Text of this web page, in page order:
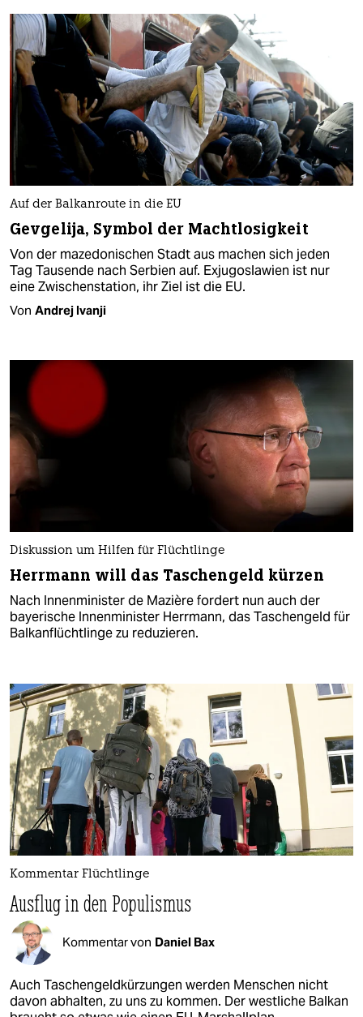
Auf der Balkanroute in die EU
Gevgelija, Symbol der Machtlosigkeit
Von der mazedonischen Stadt aus machen sich jeden
Tag Tausende nach Serbien auf. Exjugoslawien ist nur
eine Zwischenstation, ihr Ziel ist die EU.
Von Andrej Ivanji
Diskussion um Hilfen für Flüchtlinge
Herrmann will das Taschengeld kürzen
Nach Innenminister de Mazière fordert nun auch der
bayerische Innenminister Herrmann, das Taschengeld für
Balkanflüchtlinge zu reduzieren.
Kommentar Flüchtlinge
Ausflug in den Populismus
Kommentar von Daniel Bax
Auch Taschengeldkürzungen werden Menschen nicht
davon abhalten, zu uns zu kommen. Der westliche Balkan